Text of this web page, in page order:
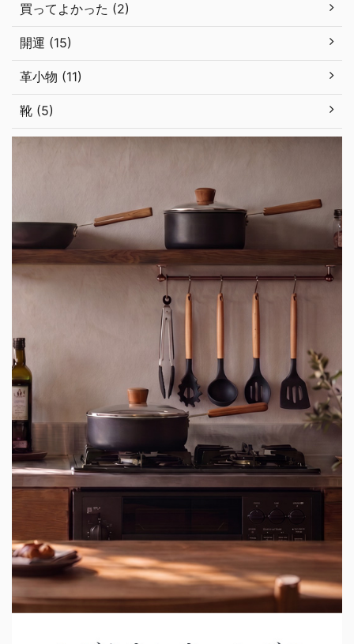
買ってよかった (2)
開運 (15)
革小物 (11)
靴 (5)